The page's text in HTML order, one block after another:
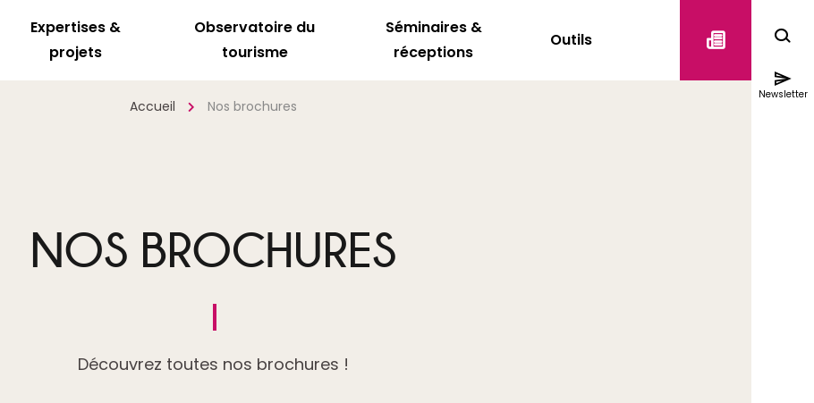
Expertises &
projets
Observatoire du
tourisme
Séminaires &
réceptions
Outils
Accueil Nos brochures
Newsletter
NOS BROCHURES
Découvrez toutes nos brochures !